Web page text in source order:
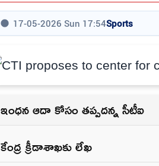
17-05-2026 Sun 17:54Sports
ఇంధన ఆదా కోసం తప్పదన్న సీటీఐ
కేంద్ర క్రీడాశాఖకు లేఖ